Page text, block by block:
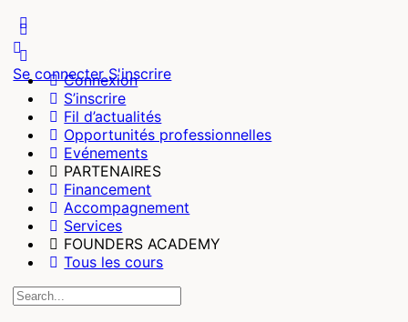
Se connecterS'inscrire
Connexion
S’inscrire
Fil d’actualités
Opportunités professionnelles
Evénements
PARTENAIRES
Financement
Accompagnement
Services
FOUNDERS ACADEMY
Tous les cours